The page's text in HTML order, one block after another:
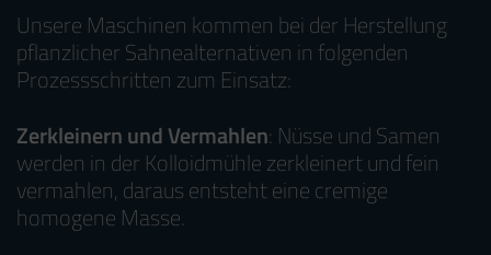
Unsere Maschinen kommen bei der Herstellung
pflanzlicher Sahnealternativen in folgenden
Prozessschritten zum Einsatz:
Zerkleinern und Vermahlen: Nüsse und Samen
werden in der Kolloidmühle zerkleinert und fein
vermahlen, daraus entsteht eine cremige
homogene Masse.